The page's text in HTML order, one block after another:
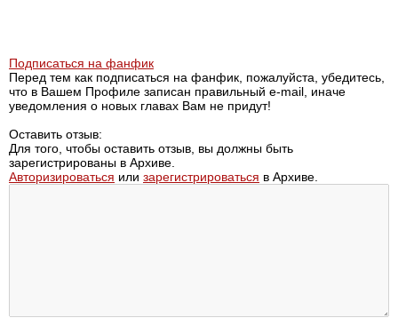
Подписаться на фанфик
Перед тем как подписаться на фанфик, пожалуйста, убедитесь,
что в Вашем Профиле записан правильный e-mail, иначе
уведомления о новых главах Вам не придут!
Оставить отзыв:
Для того, чтобы оставить отзыв, вы должны быть
зарегистрированы в Архиве.
Авторизироваться или зарегистрироваться в Архиве.